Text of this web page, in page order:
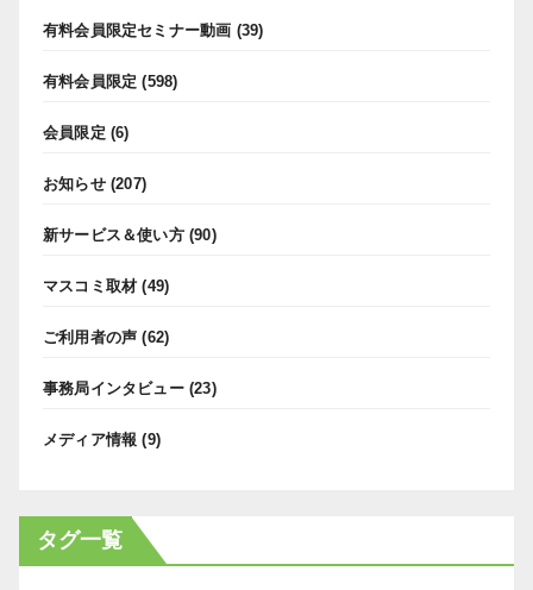
有料会員限定セミナー動画 (39)
有料会員限定 (598)
会員限定 (6)
お知らせ(207)
新サービス＆使い方(90)
マスコミ取材 (49)
ご利用者の声 (62)
事務局インタビュー(23)
メディア情報 (9)
タグ一覧